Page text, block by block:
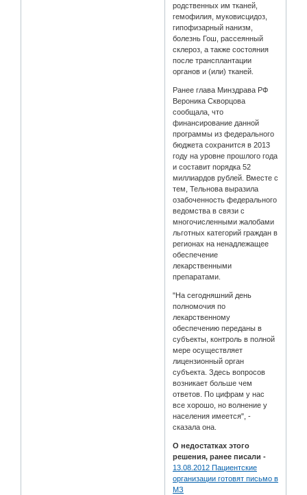
родственных им тканей,
гемофилия, муковисцидоз,
гипофизарный нанизм,
болезнь Гош, рассеянный
склероз, а также состояния
после трансплантации
органов и (или) тканей.
Ранее глава Минздрава РФ
Вероника Скворцова
сообщала, что
финансирование данной
программы из федерального
бюджета сохранится в 2013
году на уровне прошлого года
и составит порядка 52
миллиардов рублей. Вместе с
тем, Тельнова выразила
озабоченность федерального
ведомства в связи с
многочисленными жалобами
льготных категорий граждан в
регионах на ненадлежащее
обеспечение
лекарственными
препаратами.
"На сегодняшний день
полномочия по
лекарственному
обеспечению переданы в
субъекты, контроль в полной
мере осуществляет
лицензионный орган
субъекта. Здесь вопросов
возникает больше чем
ответов. По цифрам у нас
все хорошо, но волнение у
населения имеется", -
сказала она.
О недостатках этого
решения, ранее писали -
13.08.2012 Пациентские
организации готовят письмо в
МЗ